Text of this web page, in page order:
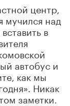
центр,
мучился над
в
автобус и
как мы
Никак
заметки.